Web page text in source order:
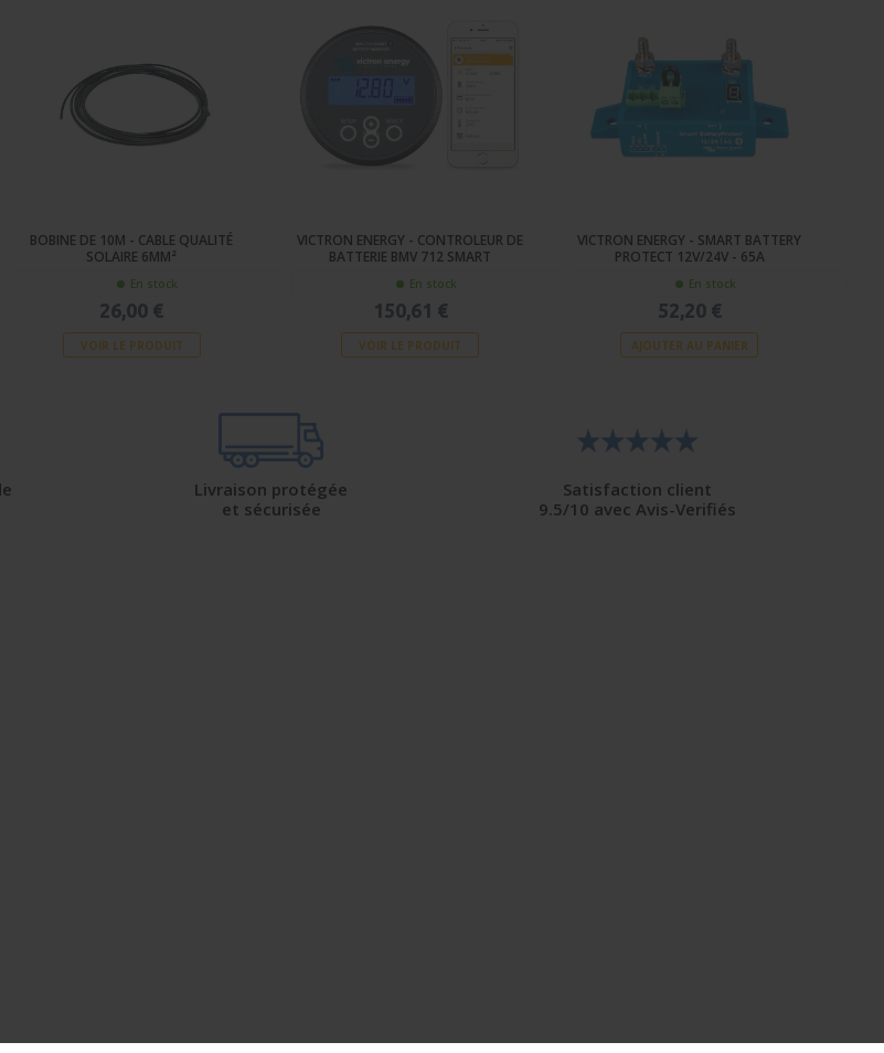
BOBINE DE 10M - CABLE QUALITÉ
SOLAIRE 6MM²
En stock
26,00 €
VOIR LE PRODUIT
VICTRON ENERGY - CONTROLEUR DE
BATTERIE BMV 712 SMART
En stock
150,61 €
VOIR LE PRODUIT
VICTRON ENERGY - SMART BATTERY
PROTECT 12V/24V - 65A
En stock
52,20 €
AJOUTER AU PANIER
Livraison protégée
et sécurisée
Satisfaction client
9.5/10 avec Avis-Verifiés